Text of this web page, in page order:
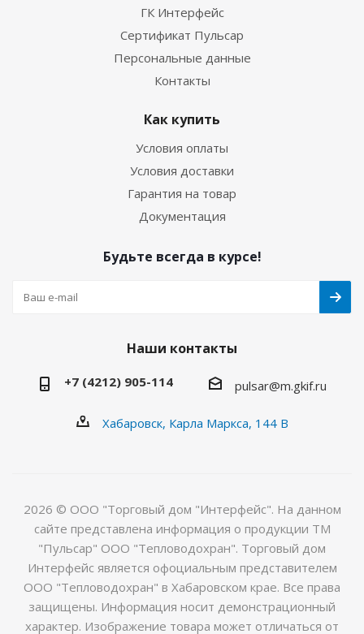
ГК Интерфейс
Сертификат Пульсар
Персональные данные
Контакты
Как купить
Условия оплаты
Условия доставки
Гарантия на товар
Документация
Будьте всегда в курсе!
Наши контакты
+7 (4212) 905-114 pulsar@m.gkif.ru
Хабаровск, Карла Маркса, 144 В
2026 © ООО "Торговый дом "Интерфейс". На данном
сайте представлена информация о продукции ТМ
"Пульсар" ООО "Тепловодохран". Торговый дом
Интерфейс является офоциальным представителем
ООО "Тепловодохран" в Хабаровском крае. Все права
защищены. Информация носит демонстрационный
характер. Изображение товара может отличаться от